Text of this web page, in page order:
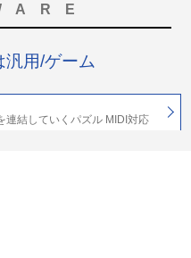
汎用/ゲーム
連結していくパズル MIDI対応